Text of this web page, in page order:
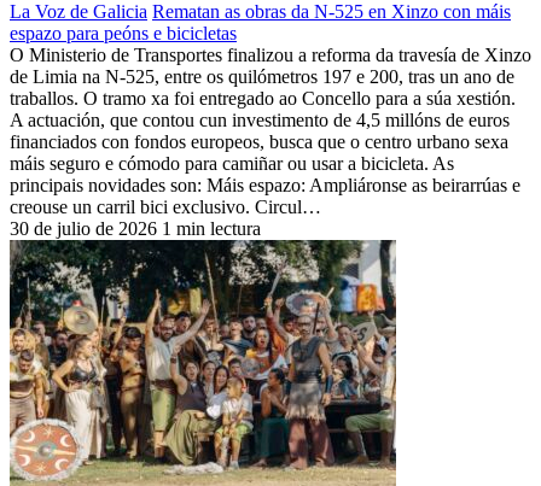
La Voz de Galicia Rematan as obras da N-525 en Xinzo con máis
espazo para peóns e bicicletas
O Ministerio de Transportes finalizou a reforma da travesía de Xinzo
de Limia na N-525, entre os quilómetros 197 e 200, tras un ano de
traballos. O tramo xa foi entregado ao Concello para a súa xestión.
A actuación, que contou cun investimento de 4,5 millóns de euros
financiados con fondos europeos, busca que o centro urbano sexa
máis seguro e cómodo para camiñar ou usar a bicicleta. As
principais novidades son: Máis espazo: Ampliáronse as beirarrúas e
creouse un carril bici exclusivo. Circul…
30 de julio de 2026 1 min lectura